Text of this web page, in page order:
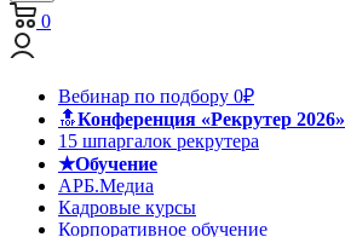
0
Вебинар по подбору 0₽
🔝Конференция «Рекрутер 2026»
15 шпаргалок рекрутера
★Обучение
АРБ.Медиа
Кадровые курсы
Корпоративное обучение